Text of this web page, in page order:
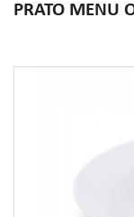
PRATO MENU